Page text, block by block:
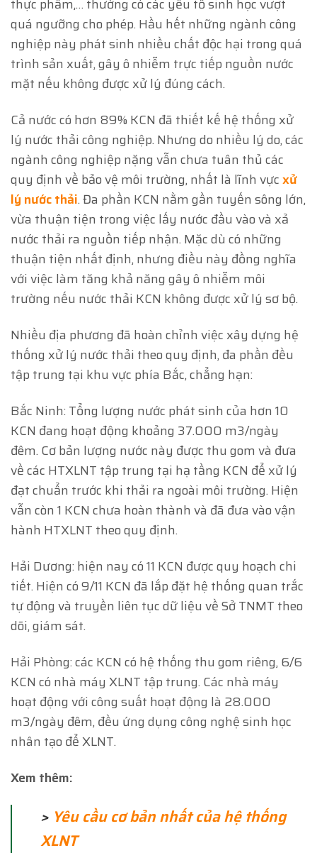
thực phẩm,… thường có các yếu tố sinh học vượt
quá ngưỡng cho phép. Hầu hết những ngành công
nghiệp này phát sinh nhiều chất độc hại trong quá
trình sản xuất, gây ô nhiễm trực tiếp nguồn nước
mặt nếu không được xử lý đúng cách.
Cả nước có hơn 89% KCN đã thiết kế hệ thống xử
lý nước thải công nghiệp. Nhưng do nhiều lý do, các
ngành công nghiệp nặng vẫn chưa tuân thủ các
quy định về bảo vệ môi trường, nhất là lĩnh vựcxử
lý nước thải. Đa phần KCN nằm gần tuyến sông lớn,
vừa thuận tiện trong việc lấy nước đầu vào và xả
nước thải ra nguồn tiếp nhận. Mặc dù có những
thuận tiện nhất định, nhưng điều này đồng nghĩa
với việc làm tăng khả năng gây ô nhiễm môi
trường nếu nước thải KCN không được xử lý sơ bộ.
Nhiều địa phương đã hoàn chỉnh việc xây dựng hệ
thống xử lý nước thải theo quy định, đa phần đều
tập trung tại khu vực phía Bắc, chẳng hạn:
Bắc Ninh: Tổng lượng nước phát sinh của hơn 10
KCN đang hoạt động khoảng 37.000 m3/ngày
đêm. Cơ bản lượng nước này được thu gom và đưa
về các HTXLNT tập trung tại hạ tầng KCN để xử lý
đạt chuẩn trước khi thải ra ngoài môi trường. Hiện
vẫn còn 1 KCN chưa hoàn thành và đã đưa vào vận
hành HTXLNT theo quy định.
Hải Dương: hiện nay có 11 KCN được quy hoạch chi
tiết. Hiện có 9/11 KCN đã lắp đặt hệ thống quan trắc
tự động và truyền liên tục dữ liệu về Sở TNMT theo
dõi, giám sát.
Hải Phòng: các KCN có hệ thống thu gom riêng, 6/6
KCN có nhà máy XLNT tập trung. Các nhà máy
hoạt động với công suất hoạt động là 28.000
m3/ngày đêm, đều ứng dụng công nghệ sinh học
nhân tạo để XLNT.
Xem thêm:
> Yêu cầu cơ bản nhất của hệ thống
XLNT